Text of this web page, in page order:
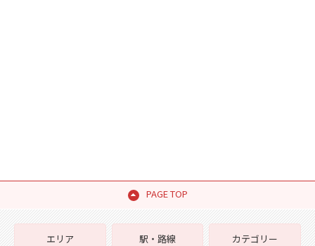
PAGE TOP
エリア
駅・路線
カテゴリー